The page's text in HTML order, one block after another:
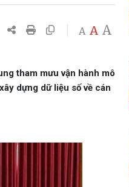
A A A
tham mưu vận hành mô
dựng dữ liệu số về cán